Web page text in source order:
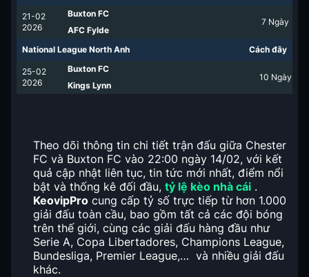
21-02
2026
Buxton FC
AFC Fylde
7 Ngày
National League North Anh Cách đây
25-02
2026
Buxton FC
Kings Lynn
10 Ngày
Theo dõi thông tin chi tiết trận đấu giữa Chester
FC và Buxton FC vào 22:00 ngày 14/02, với kết
quả cập nhật liên tục, tin tức mới nhất, điểm nổi
bật và thống kê đối đầu, tỷ lệ kèo nhà cái .
KeovipPro cung cấp tỷ số trực tiếp từ hơn 1.000
giải đấu toàn cầu, bao gồm tất cả các đội bóng
trên thế giới, cùng các giải đấu hàng đầu như
Serie A, Copa Libertadores, Champions League,
Bundesliga, Premier League,… và nhiều giải đấu
khác.